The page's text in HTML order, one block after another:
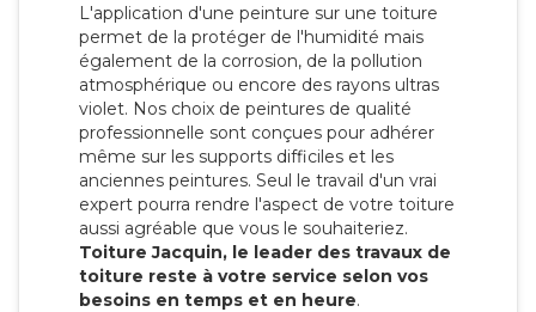
L'application d'une peinture sur une toiture
permet de la protéger de l'humidité mais
également de la corrosion, de la pollution
atmosphérique ou encore des rayons ultras
violet. Nos choix de peintures de qualité
professionnelle sont conçues pour adhérer
même sur les supports difficiles et les
anciennes peintures. Seul le travail d'un vrai
expert pourra rendre l'aspect de votre toiture
aussi agréable que vous le souhaiteriez.
Toiture Jacquin, le leader des travaux de
toiture reste à votre service selon vos
besoins en temps et en heure.